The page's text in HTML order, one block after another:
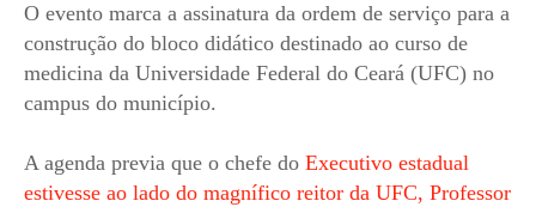
O evento marca a assinatura da ordem de serviço para a
construção do bloco didático destinado ao curso de
medicina da Universidade Federal do Ceará (UFC) no
campus do município.
A agenda previa que o chefe do Executivo estadual
estivesse ao lado do magnífico reitor da UFC, Professor